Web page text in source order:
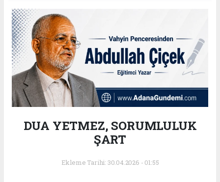
DUA YETMEZ, SORUMLULUK
ŞART
Ekleme Tarihi: 30.04.2026 - 01:55